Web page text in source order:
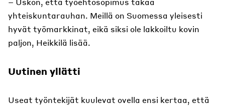
yhteiskuntarauhan. Meillä on Suomessa yleisesti
hyvät työmarkkinat, eikä siksi ole lakkoiltu kovin
paljon, Heikkilä lisää.
Uutinen yllätti
Useat työntekijät kuulevat ovella ensi kertaa, että